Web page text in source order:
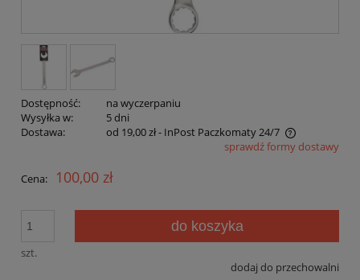
Dostępność:
na wyczerpaniu
Wysyłka w:
5 dni
Dostawa:
od 19,00 zł- InPost Paczkomaty 24/7
Cena nie zawiera ewentualnych kosztów płatnościsprawdź formy dostawy
Cena: 100,00 zł
szt.
do koszyka
dodaj do przechowalni